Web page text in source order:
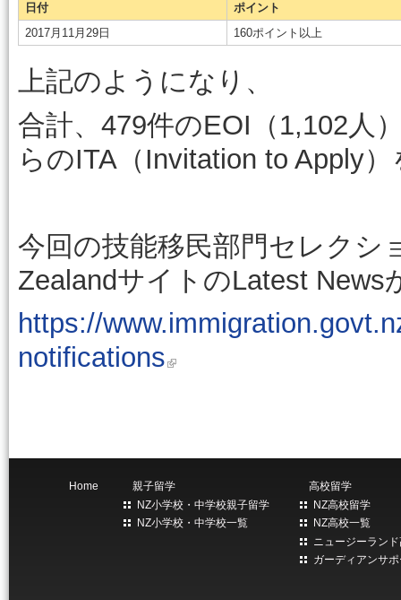
日付
ポイント
2017月11月29日
160ポイント以上
上記のようになり、
合計、479件のEOI（1,102人
らのITA（Invitation to Apply
今回の技能移民部門セレクシ
ZealandサイトのLatest
https://
notifications
Home
親子留学
NZ小学校・中学校親子留学
NZ小学校・中学校一覧
高校留学
NZ高校留学
NZ高校一覧
ニュージーラン
ガーディアンサ